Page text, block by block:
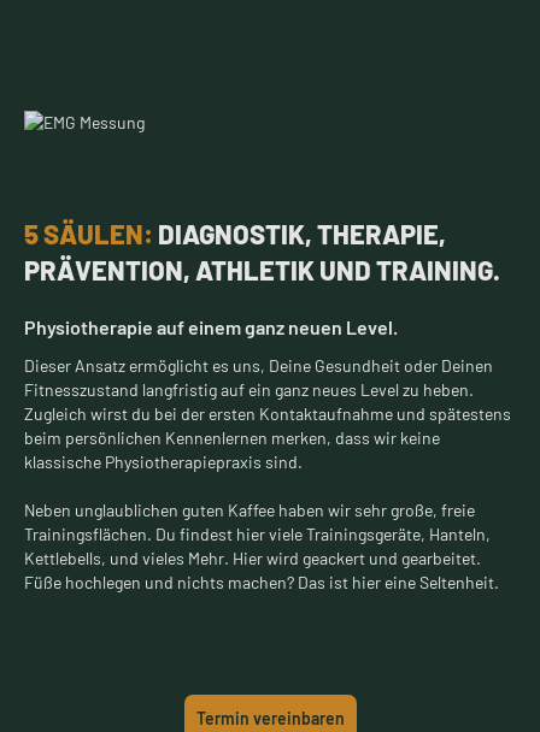
5 SÄULEN: DIAGNOSTIK, THERAPIE,
PRÄVENTION, ATHLETIK UND TRAINING.
Physiotherapie auf einem ganz neuen Level.
Dieser Ansatz ermöglicht es uns, Deine Gesundheit oder Deinen
Fitnesszustand langfristig auf ein ganz neues Level zu heben.
Zugleich wirst du bei der ersten Kontaktaufnahme und spätestens
beim persönlichen Kennenlernen merken, dass wir keine
klassische Physiotherapiepraxis sind.
Neben unglaublichen guten Kaffee haben wir sehr große, freie
Trainingsflächen. Du findest hier viele Trainingsgeräte, Hanteln,
Kettlebells, und vieles Mehr. Hier wird geackert und gearbeitet.
Füße hochlegen und nichts machen? Das ist hier eine Seltenheit.
Termin vereinbaren